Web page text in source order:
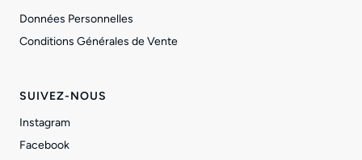
Données Personnelles
Conditions Générales de Vente
SUIVEZ-NOUS
Instagram
Facebook